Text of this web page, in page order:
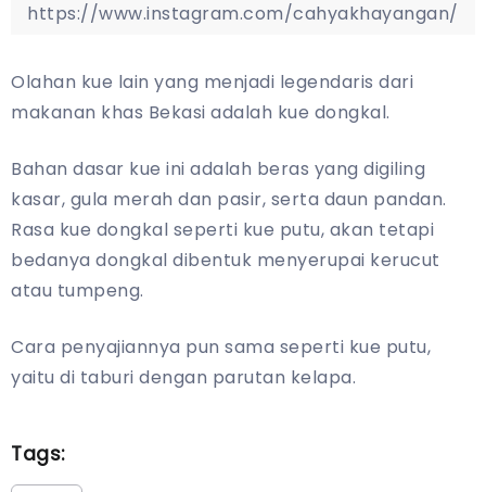
https://www.instagram.com/cahyakhayangan/
Olahan kue lain yang menjadi legendaris dari
makanan khas Bekasi adalah kue dongkal.
Bahan dasar kue ini adalah beras yang digiling
kasar, gula merah dan pasir, serta daun pandan.
Rasa kue dongkal seperti kue putu, akan tetapi
bedanya dongkal dibentuk menyerupai kerucut
atau tumpeng.
Cara penyajiannya pun sama seperti kue putu,
yaitu di taburi dengan parutan kelapa.
Tags: